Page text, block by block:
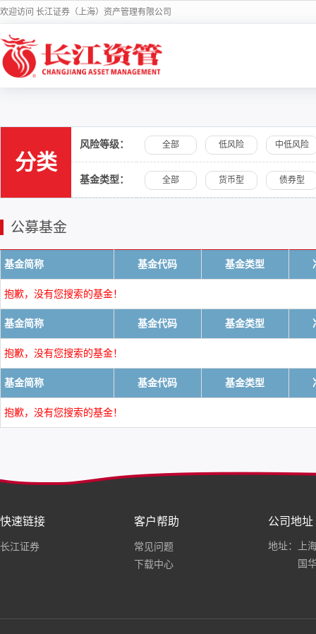
欢迎访问 长江证券（上海）资产管理有限公司
分类
风险等级： 全部 低风险 中低风险
基金类型： 全部 货币型 债券型
公募基金
基金简称 基金代码 基金类型
抱歉，没有您搜索的基金！
基金简称 基金代码 基金类型
抱歉，没有您搜索的基金！
基金简称 基金代码 基金类型
抱歉，没有您搜索的基金！
快速链接
长江证券
客户帮助
常见问题
下载中心
公司地址
地址：上
国